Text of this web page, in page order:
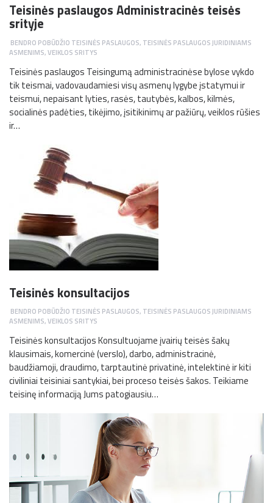
Teisinės paslaugos Administracinės teisės
srityje
BENDRO POBŪDŽIO TEISINĖS PASLAUGOS, TEISINĖS PASLAUGOS JURIDINIAMS
ASMENIMS,VEIKLOS SRITYS
Teisinės paslaugos Teisingumą administracinėse bylose vykdo
tik teismai, vadovaudamiesi visų asmenų lygybe įstatymui ir
teismui, nepaisant lyties, rasės, tautybės, kalbos, kilmės,
socialinės padėties, tikėjimo, įsitikinimų ar pažiūrų, veiklos rūšies
ir…
Teisinės konsultacijos
BENDRO POBŪDŽIO TEISINĖS PASLAUGOS, TEISINĖS PASLAUGOS JURIDINIAMS
ASMENIMS,VEIKLOS SRITYS
Teisinės konsultacijos Konsultuojame įvairių teisės šakų
klausimais, komercinė (verslo), darbo, administracinė,
baudžiamoji, draudimo, tarptautinė privatinė, intelektinė ir kiti
civiliniai teisiniai santykiai, bei proceso teisės šakos. Teikiame
teisinę informaciją Jums patogiausiu…